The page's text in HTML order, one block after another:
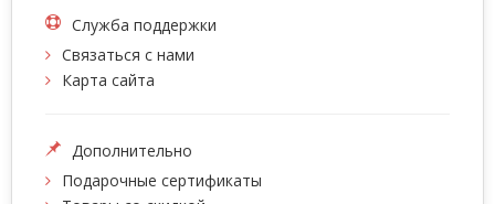
Служба поддержки
Связаться с нами
Карта сайта
Дополнительно
Подарочные сертификаты